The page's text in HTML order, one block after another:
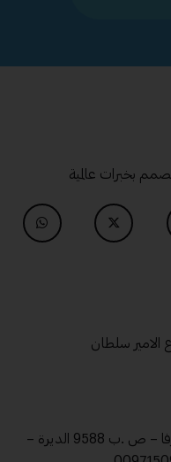
بخبرات عالمية
الامير سلطان
دبي، الامارات العربية المتحدة – جزيرة المرفا – ص .ب 9588 الديرة –